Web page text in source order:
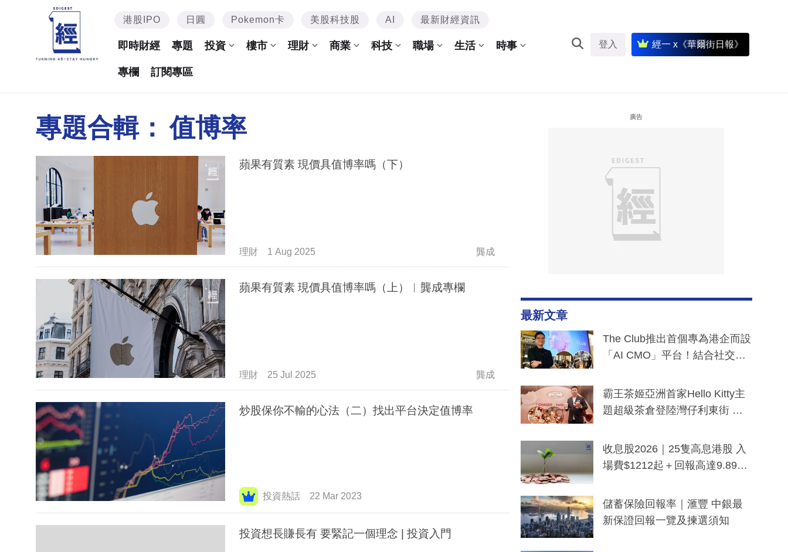
港股IPO 日圓 Pokemon卡 美股科技股 AI 最新財經資訊
即時財經 專題 投資 樓市 理財 商業 科技 職場 生活 時事
專欄 訂閱專區
登入 經一 x《華爾街日報》
專題合輯： 值博率
蘋果有質素 現價具值博率嗎（下）
理財 1 Aug 2025 龔成
蘋果有質素 現價具值博率嗎（上）︳龔成專欄
理財 25 Jul 2025 龔成
炒股保你不輸的心法（二）找出平台決定值博率
投資熱話 22 Mar 2023
投資想長賺長有 要緊記一個理念 | 投資入門
廣告
最新文章
The Club推出首個專為港企而設
「AI CMO」平台！結合社交聆
分鐘生成「貼地」宣傳短片
霸王茶姬亞洲首家Hello Kitty主
題超級茶倉登陸灣仔利東街 推
y及香港限定特調系列
收息股2026｜25隻高息港股 入
場費$1212起＋回報高達9.89
儲蓄保險回報率｜滙豐 中銀最
新保證回報一覽及揀選須知